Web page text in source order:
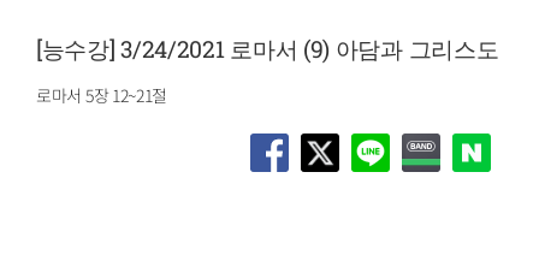
[능수강] 3/24/2021 로마서 (9) 아담과 그리스도
로마서 5장 12~21절